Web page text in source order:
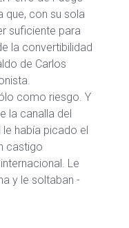
que, con su sola
suficiente para
la convertibilidad
de Carlos
como riesgo. Y
la canalla del
había picado el
castigo
Le
y le soltaban -